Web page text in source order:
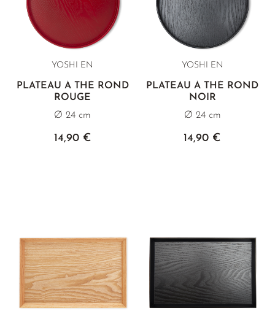
YOSHI EN
PLATEAU À THÉ ROND
ROUGE
Ø 24 cm
14,90 €
YOSHI EN
PLATEAU À THÉ ROND
NOIR
Ø 24 cm
14,90 €